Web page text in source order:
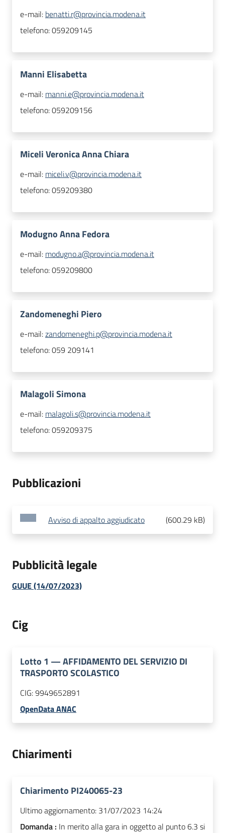
e-mail: benatti.r@provincia.modena.it
telefono:059209145
Manni Elisabetta
e-mail: manni.e@provincia.modena.it
telefono:059209156
Miceli Veronica Anna Chiara
e-mail: miceli.v@provincia.modena.it
telefono:059209380
Modugno Anna Fedora
e-mail: modugno.a@provincia.modena.it
telefono:059209800
Zandomeneghi Piero
e-mail:zandomeneghi.p@provincia.modena.it
telefono:059 209141
Malagoli Simona
e-mail: malagoli.s@provincia.modena.it
telefono:059209375
Pubblicazioni
Avviso di appalto aggiudicato (600.29 kB)
Pubblicità legale
GUUE (14/07/2023)
Cig
Lotto 1 —AFFIDAMENTO DEL SERVIZIO DI
TRASPORTO SCOLASTICO
CIG:9949652891
OpenData ANAC
Chiarimenti
Chiarimento PI240065-23
Ultimo aggiornamento: 31/07/2023 14:24
Domanda : In merito alla gara in oggetto al punto 6.3 si